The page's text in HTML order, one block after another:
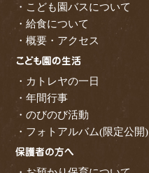
・こども園バスについて
・給食について
・概要・アクセス
・カトレヤの一日
・年間行事
・のびのび活動
・フォトアルバム(限定公開)